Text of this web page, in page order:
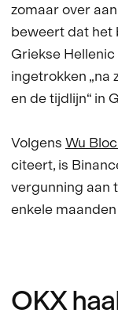
zomaar over
beweert dat het
Griekse
ingetrokken „na
en de tijdlijn“ in
Volgens Wu
citeert, is
vergunning aan
enkele
OKX